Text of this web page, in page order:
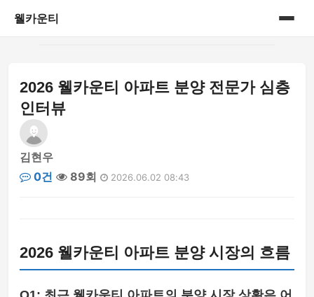
웰카운티
게시판
2026 웰카운티 아파트 분양 전문가 심층
인터뷰
김현우
0건
89회 2026.06.02 08:43
2026 웰카운티 아파트 분양 시장의 흐름